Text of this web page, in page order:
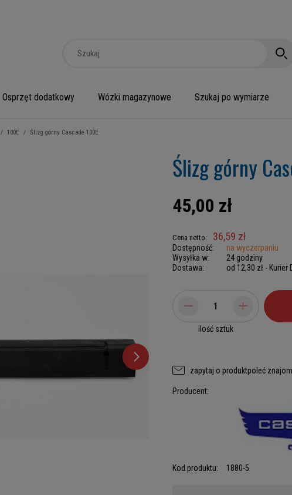
Osprzęt dodatkowy Wózki magazynowe Szukaj po wymiarze
/ 100E / Ślizg górny Cascade 100E
Ślizg górny
45,00 zł
Cena netto: 36,59 zł
Dostępność:
na wyczerpaniu
Wysyłka w:
24 godziny
Dostawa:
od 12,30 zł - Kurier
Ilość sztuk
zapytaj o produktpoleć
Producent:
Kod produktu: 1880-5